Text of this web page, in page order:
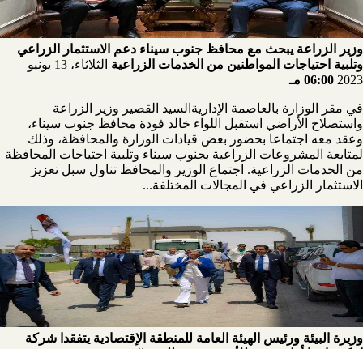
وزير الزراعة يبحث مع محافظ جنوب سيناء دعم الاستثمار الزراعي
وتلبية احتياجات المواطنين من الخدمات الزراعية
الثلاثاء، 13 يونيو
2023 06:00 مـ
في مقر الوزارة بالعاصمة الإداريةالسيد القصير وزير الزراعة
واستصلاح الأراضي استقبل اللواء خالد فودة محافظ جنوب سيناء،
وعقد معه اجتماعا بحضور بعض قيادات الوزارة والمحافظة، وذلك
لمتابعة المشروعات الزراعية بجنوب سيناء وتلبية احتياجات المحافظة
من الخدمات الزراعية. اجتماع الوزير والمحافظ تناول سبل تعزيز
الاستثمار الزراعي في المجالات المختلفة...
وزيرة البيئة ورئيس الهيئة العامة للمنطقة الإقتصادية يتفقدا شركة